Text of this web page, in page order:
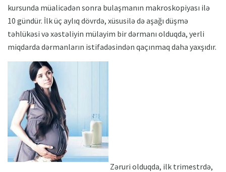
kursunda müalicədən sonra bulaşmanın makroskopiyası ilə
10 gündür. İlk üç aylıq dövrdə, xüsusilə də aşağı düşmə
təhlükəsi və xəstəliyin mülayim bir dərmanı olduqda, yerli
miqdarda dərmanların istifadəsindən qaçınmaq daha yaxşıdır.
Zəruri olduqda, ilk trimestrdə,